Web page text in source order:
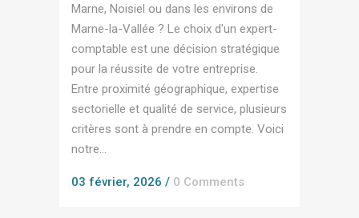
Marne, Noisiel ou dans les environs de
Marne-la-Vallée ? Le choix d'un expert-
comptable est une décision stratégique
pour la réussite de votre entreprise.
Entre proximité géographique, expertise
sectorielle et qualité de service, plusieurs
critères sont à prendre en compte. Voici
notre...
03 février, 2026 / 0 Comments